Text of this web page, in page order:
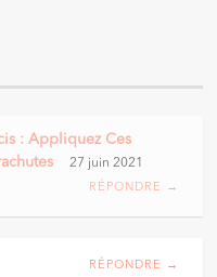
: Appliquez Ces
27 juin 2021
RÉPONDRE →
RÉPONDRE →